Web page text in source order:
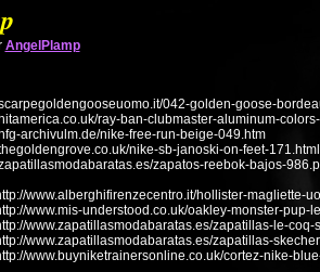
AngelPlamp
042-golden-goose-
ray-ban-clubmaster-aluminum-
archivulm.de/nike-free-run-beige-049.htm
nike-sb-janoski-on-feet-171.html
zapatos-reebok-bajos-
www.alberghifirenzecentro.it/hollister-magliette-
www.mis-understood.co.uk/oakley-monster-
www.zapatillasmodabaratas.es/zapatillas-le-
www.zapatillasmodabaratas.es/zapatillas-
www.buyniketrainersonline.co.uk/cortez-nike-